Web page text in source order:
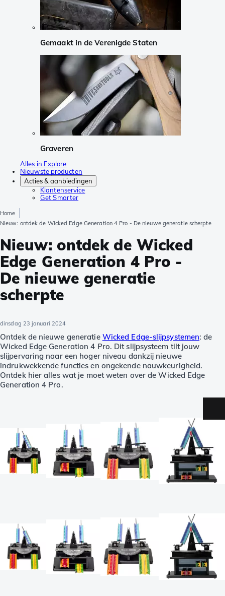
Gemaakt in de Verenigde Staten
Graveren
Alles in Explore
Nieuwste producten
Acties & aanbiedingen
Klantenservice
Get Smarter
Home
Nieuw: ontdek de Wicked Edge Generation 4 Pro - De nieuwe generatie scherpte
Nieuw: ontdek de Wicked
Edge Generation 4 Pro -
De nieuwe generatie
scherpte
dinsdag 23 januari 2024
Ontdek de nieuwe generatie Wicked Edge-slijpsystemen: de
Wicked Edge Generation 4 Pro. Dit slijpsysteem tilt jouw
slijpervaring naar een hoger niveau dankzij nieuwe
indrukwekkende functies en ongekende nauwkeurigheid.
Ontdek hier alles wat je moet weten over de Wicked Edge
Generation 4 Pro.